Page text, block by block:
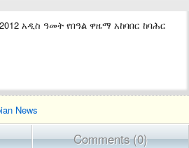
አዲስ ዓመት የበዓል ዋዜማ አከባበር ከባሕር
News
Comments (0)